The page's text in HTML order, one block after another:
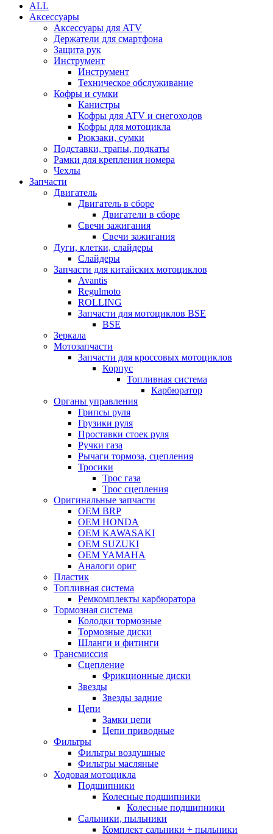
ALL
Аксессуары
Аксессуары для ATV
Держатели для смартфона
Защита рук
Инструмент
Инструмент
Техническое обслуживание
Кофры и сумки
Канистры
Кофры для ATV и снегоходов
Кофры для мотоцикла
Рюкзаки, сумки
Подставки, трапы, подкаты
Рамки для крепления номера
Чехлы
Запчасти
Двигатель
Двигатель в сборе
Двигатели в сборе
Свечи зажигания
Свечи зажигания
Дуги, клетки, слайдеры
Слайдеры
Запчасти для китайских мотоциклов
Avantis
Regulmoto
ROLLING
Запчасти для мотоциклов BSE
BSE
Зеркала
Мотозапчасти
Запчасти для кроссовых мотоциклов
Корпус
Топливная система
Карбюратор
Органы управления
Грипсы руля
Грузики руля
Проставки стоек руля
Ручки газа
Рычаги тормоза, сцепления
Тросики
Трос газа
Трос сцепления
Оригинальные запчасти
OEM BRP
OEM HONDA
OEM KAWASAKI
OEM SUZUKI
OEM YAMAHA
Аналоги ориг
Пластик
Топливная система
Ремкомплекты карбюратора
Тормозная система
Колодки тормозные
Тормозные диски
Шланги и фитинги
Трансмиссия
Cцепление
Фрикционные диски
Звезды
Звезды задние
Цепи
Замки цепи
Цепи приводные
Фильтры
Фильтры воздушные
Фильтры масляные
Ходовая мотоцикла
Подшипники
Колесные подшипники
Колесные подшипники
Сальники, пыльники
Комплект сальники + пыльники